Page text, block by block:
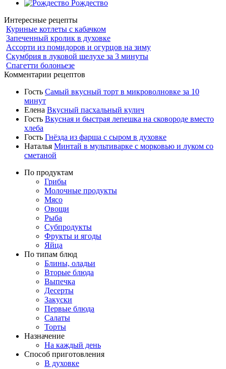
Рождество
Интересные рецепты
Куриные котлеты с кабачком
Запеченный кролик в духовке
Ассорти из помидоров и огурцов на зиму
Скумбрия в луковой шелухе за 3 минуты
Спагетти болоньезе
Комментарии рецептов
Гость Самый вкусный торт в микроволновке за 10
минут
Елена Вкусный пасхальный кулич
Гость Вкусная и быстрая лепешка на сковороде вместо
хлеба
Гость Гнёзда из фарша с сыром в духовке
Наталья Минтай в мультиварке с морковью и луком со
сметаной
По продуктам
Грибы
Молочные продукты
Мясо
Овощи
Рыба
Субпродукты
Фрукты и ягоды
Яйца
По типам блюд
Блины, оладьи
Вторые блюда
Выпечка
Десерты
Закуски
Первые блюда
Салаты
Торты
Назначение
На каждый день
Способ приготовления
В духовке